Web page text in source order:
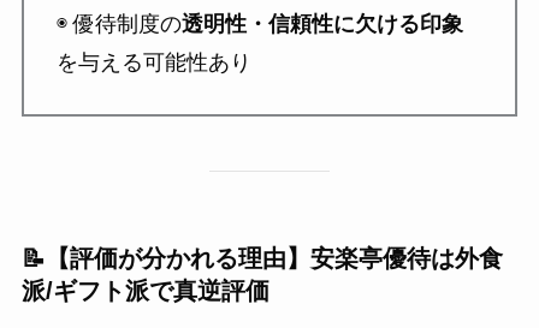
◉ 優待制度の透明性・信頼性に欠ける印象
を与える可能性あり
📝【評価が分かれる理由】安楽亭優待は外食
派/ギフト派で真逆評価